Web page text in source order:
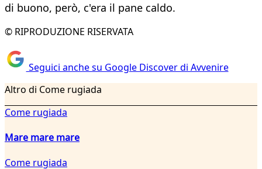
di buono, però, c'era il pane caldo.
© RIPRODUZIONE RISERVATA
Seguici anche su Google Discover di Avvenire
Altro di Come rugiada
Come rugiada
Mare mare mare
Come rugiada